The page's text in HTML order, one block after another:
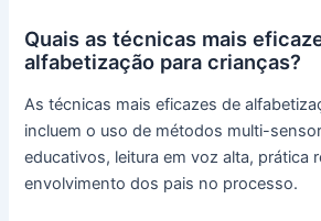
Quais as técnicas mais
alfabetização para crianças?
As técnicas mais eficazes de
incluem o uso de métodos multi-
educativos, leitura em voz alta, prática
envolvimento dos pais no processo.